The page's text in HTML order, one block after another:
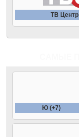
ТВ
Ю (+7)